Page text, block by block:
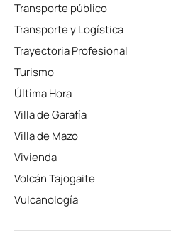
Transporte público
Transporte y Logística
Trayectoria Profesional
Turismo
Última Hora
Villa de Garafía
Villa de Mazo
Vivienda
Volcán Tajogaite
Vulcanología